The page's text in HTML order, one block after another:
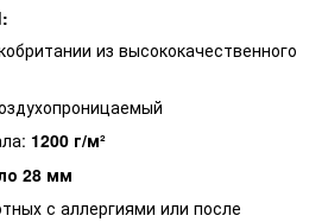
из высококачественного
1200 г/м²
28 мм
с аллергиями или после